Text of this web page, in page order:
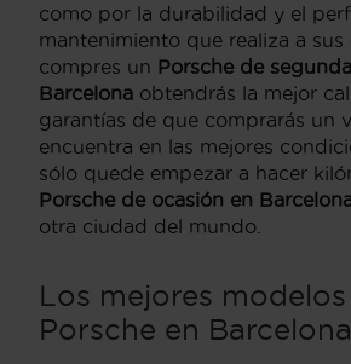
como por la durabilidad y el
mantenimiento que realiza a
compres un Porsche de
Barcelona obtendrás la mejor
garantías de que comprarás un
encuentra en las mejores
sólo quede empezar a hacer
Porsche de ocasión en
otra ciudad del mundo.
Los mejores
Porsche en Barcelona